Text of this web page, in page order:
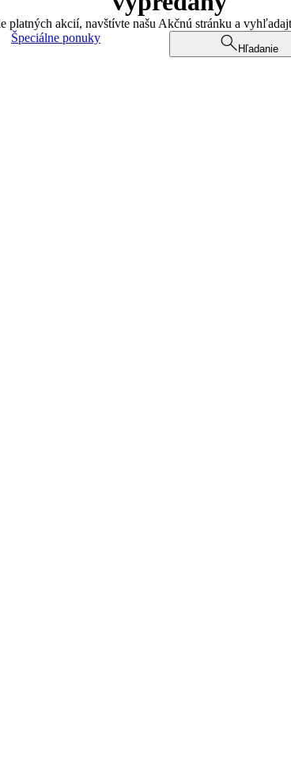
platných akcií, navštívte našu Akčnú stránku a
Špeciálne ponuky
Hľadanie